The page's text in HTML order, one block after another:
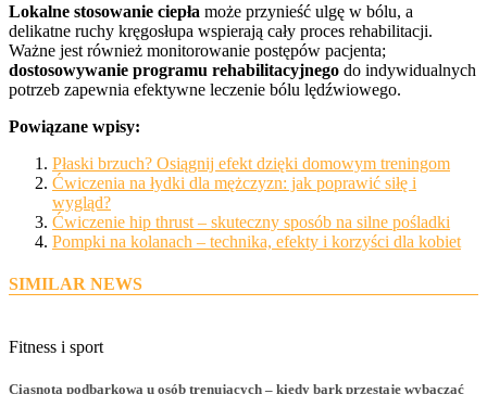
Lokalne stosowanie ciepła może przynieść ulgę w bólu, a
delikatne ruchy kręgosłupa wspierają cały proces rehabilitacji.
Ważne jest również monitorowanie postępów pacjenta;
dostosowywanie programu rehabilitacyjnego do indywidualnych
potrzeb zapewnia efektywne leczenie bólu lędźwiowego.
Powiązane wpisy:
Płaski brzuch? Osiągnij efekt dzięki domowym treningom
Ćwiczenia na łydki dla mężczyzn: jak poprawić siłę i
wygląd?
Ćwiczenie hip thrust – skuteczny sposób na silne pośladki
Pompki na kolanach – technika, efekty i korzyści dla kobiet
SIMILAR NEWS
Fitness i sport
Ciasnota podbarkowa u osób trenujących – kiedy bark przestaje wybaczać